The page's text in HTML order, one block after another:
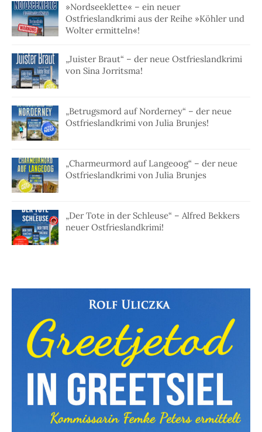
»Nordseeklette« – ein neuer
Ostfrieslandkrimi aus der Reihe »Köhler und
Wolter ermitteln«!
„Juister Braut“ – der neue Ostfrieslandkrimi
von Sina Jorritsma!
„Betrugsmord auf Norderney“ – der neue
Ostfrieslandkrimi von Julia Brunjes!
„Charmeurmord auf Langeoog“ – der neue
Ostfrieslandkrimi von Julia Brunjes
„Der Tote in der Schleuse“ – Alfred Bekkers
neuer Ostfrieslandkrimi!